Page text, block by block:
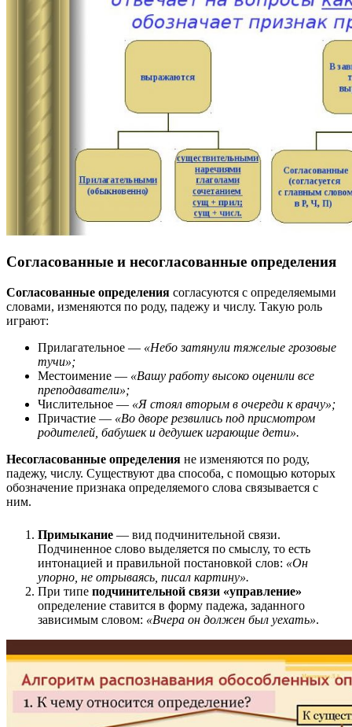
Согласованные и несогласованные определения
Согласованные определения согласуются с определяемыми
словами, изменяются по роду, падежу и числу. Такую роль
играют:
Прилагательное — «Небо затянули тяжелые грозовые
тучи»;
Местоимение — «Вашу работу высоко оценили все
преподаватели»;
Числительное — «Я стоял вторым в очереди к врачу»;
Причастие — «Во дворе резвились под присмотром
родителей, бабушек и дедушек играющие дети».
Несогласованные определения не изменяются по роду,
падежу, числу. Существуют два способа, с помощью которых
обозначение признака определяемого слова связывается с
ним.
Примыкание — вид подчинительной связи.
Подчиненное слово выделяется по смыслу, то есть
интонацией и правильной постановкой слов: «Он
упорно, не отрываясь, писал картину».
При типе подчинительной связи «управление»
определение ставится в форму падежа, заданного
зависимым словом: «Вчера он должен был уехать».